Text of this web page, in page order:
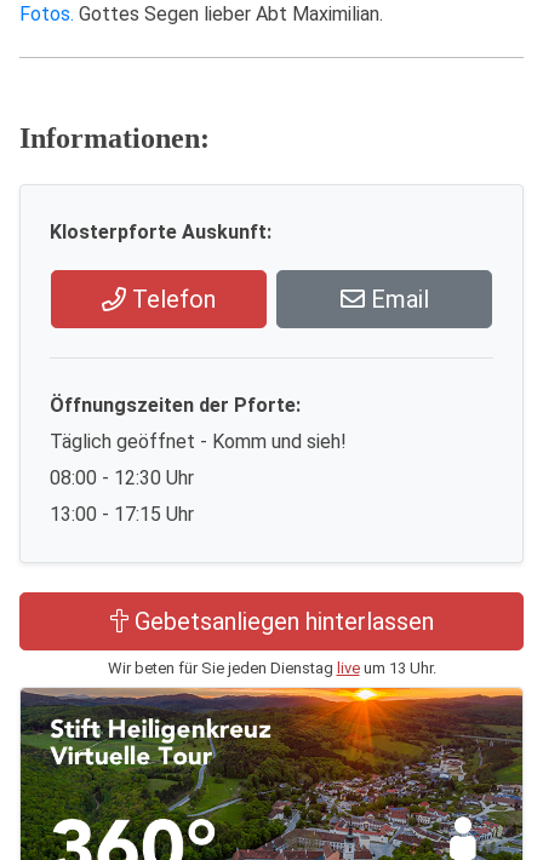
Fotos. Gottes Segen lieber Abt Maximilian.
Informationen:
Klosterpforte Auskunft:
Telefon Email
Öffnungszeiten der Pforte:
Täglich geöffnet - Komm und sieh!
08:00 - 12:30 Uhr
13:00 - 17:15 Uhr
Gebetsanliegen hinterlassen
Wir beten für Sie jeden Dienstag liveum 13 Uhr.